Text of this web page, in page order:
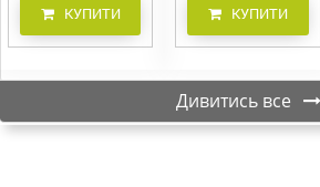
КУПИТИ КУПИТИ
Дивитись все